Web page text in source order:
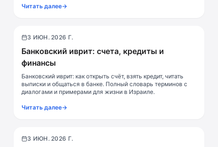
Читать далее→
Практика
3 ИЮН. 2026 Г.
Банковский иврит: счета, кредиты и
финансы
Банковский иврит: как открыть счёт, взять кредит, читать
выписки и общаться в банке. Полный словарь терминов с
диалогами и примерами для жизни в Израиле.
Читать далее→
Грамматика
3 ИЮН. 2026 Г.